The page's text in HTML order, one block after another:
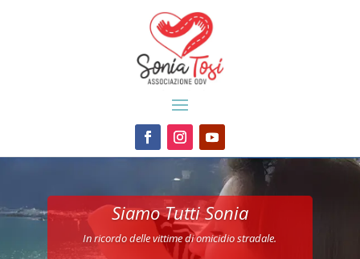
Siamo Tutti Sonia
In ricordo delle vittime di omicidio stradale.